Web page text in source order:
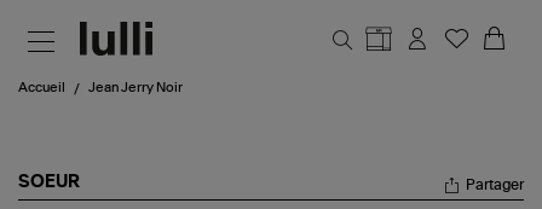
Accueil Jean Jerry Noir
SOEUR Partager